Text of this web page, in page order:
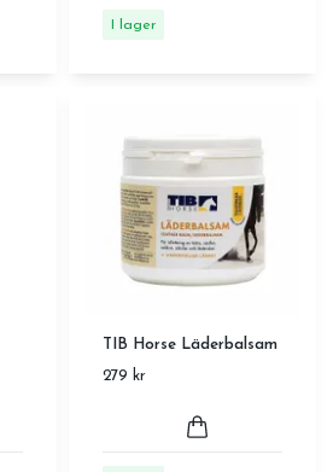
I lager
TIB Horse Läderbalsam
279 kr